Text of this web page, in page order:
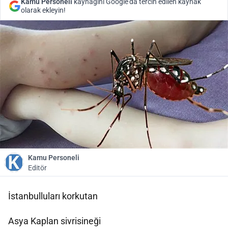
olarak ekleyin!
Kamu Personeli
Editör
İstanbulluları korkutan
Asya Kaplan sivrisineği